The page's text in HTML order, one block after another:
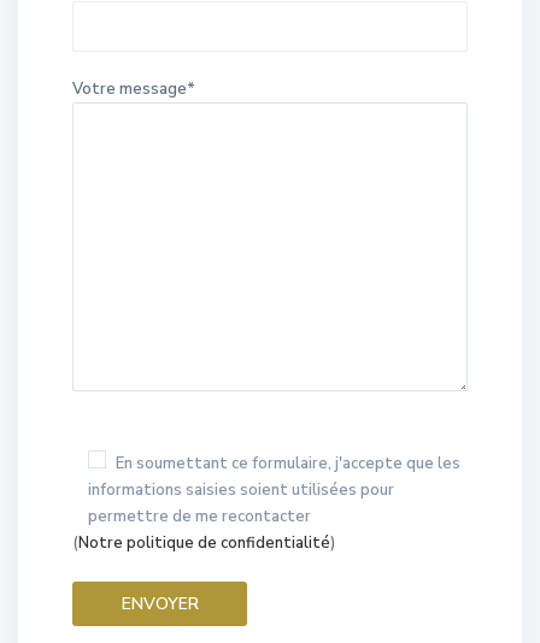
Votre message*
En soumettant ce formulaire, j'accepte que les
informations saisies soient utilisées pour
permettre de me recontacter
(Notre politique de confidentialité)